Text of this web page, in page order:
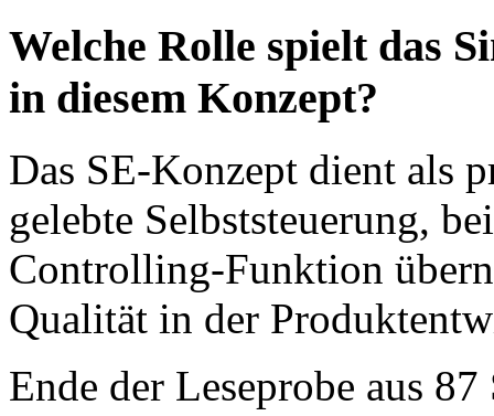
Welche Rolle spielt das
in diesem Konzept?
Das SE-Konzept dient als
gelebte Selbststeuerung,
Controlling-Funktion
Qualität in der
Ende der Leseprobe aus